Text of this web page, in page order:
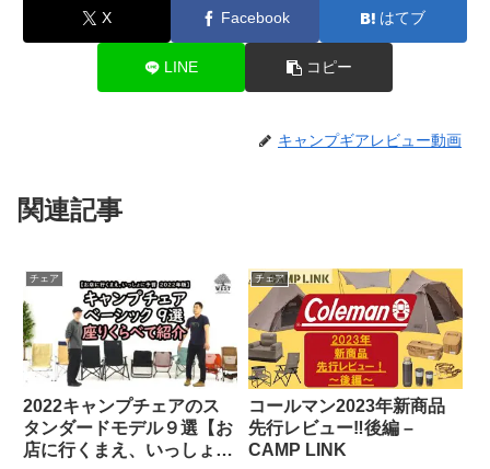
X Facebook はてブ
LINE コピー
キャンプギアレビュー動画
関連記事
チェア
2022キャンプチェアのス
タンダードモデル９選【お
店に行くまえ、いっしょに
チェア
コールマン2023年新商品
先行レビュー‼️後編 –
CAMP LINK